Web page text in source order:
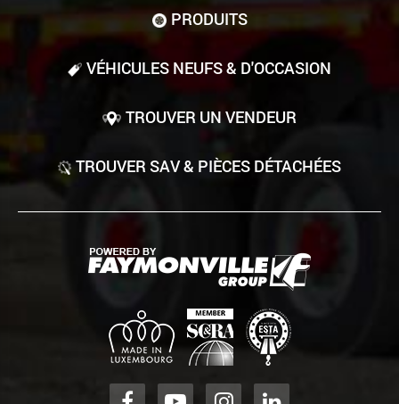
PRODUITS
VÉHICULES NEUFS & D'OCCASION
TROUVER UN VENDEUR
TROUVER SAV & PIÈCES DÉTACHÉES